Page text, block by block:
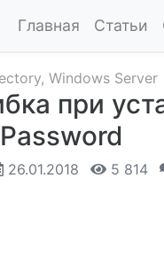
Главная Статьи
, Windows Server
при
26.01.2018 5 814